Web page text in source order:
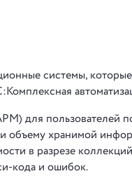
системы, которые
для пользователей
и объему хранимой
в разрезе
кода и ошибок.